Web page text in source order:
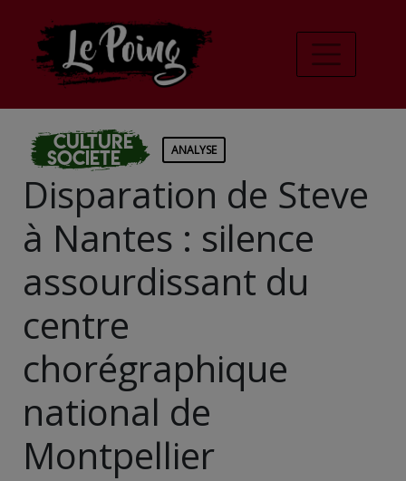
Culture
Societe ANALYSE
Disparation de Steve
à Nantes : silence
assourdissant du
centre
chorégraphique
national de
Montpellier